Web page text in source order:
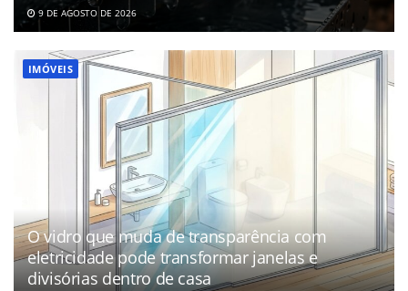
9 DE AGOSTO DE 2026
IMÓVEIS
O vidro que muda de transparência com
eletricidade pode transformar janelas e
divisórias dentro de casa